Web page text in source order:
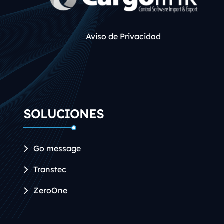
Aviso de Privacidad
SOLUCIONES
Go message
Transtec
ZeroOne